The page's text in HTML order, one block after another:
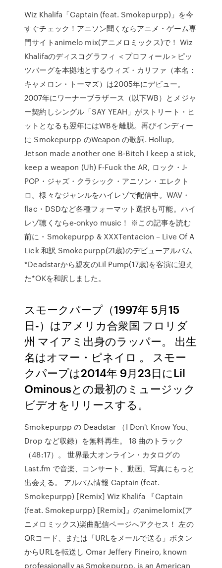
Wiz Khalifa「Captain (feat. Smokepurpp)」を今
すぐチェック！アニソン聞くならアニメ・ゲーム専
門サイトanimelo mix(アニメロミックス)で！ Wiz
Khalifaのディスコグラフィ ＜プロフィール＞ピッ
ツバーグを本拠地とするウィズ・カリファ（本名：
キャメロン・トーマズ）は2005年にデビュー。
2007年にワーナーブラザース（以下WB）とメジャ
ー契約しシングル「SAY YEAH」がストリート・ヒ
ットとなるも翌年にはWBを離脱。再びインディー
に Smokepurpp のWeapon の歌詞. Hollup,
Jetson made another one B-Bitch I keep a stick,
keep a weapon (Uh) F-Fuck the AR, ロック・J-
POP・ジャズ・クラシック・アニソン・エレクト
ロ。様々なジャンルをハイレゾで配信中。WAV・
flac・DSDなど各種フォーマット選択も可能。ハイ
レゾ聴くならe-onkyo music！ ※この記事を読む
前に・Smokepurpp & XXXTentacion – Live Of A
Lick 和訳 Smokepurpp(21歳)のデビューアルバム
*Deadstarから親友のLil Pump(17歳)を客演に迎え
た*OKを和訳しました。
スモークパープ（1997年 5月15
日-）はアメリカ合衆国 フロリダ
州 マイアミ出身のラッパー。 出生
名はオマー・ピネイロ 。 スモー
クパープは2014年 9月23日にLil
Ominousとの最初のミュージック
ビデオをリリースする。
Smokepurpp の Deadstar （I Don't Know You、
Drop など収録）を無料再生。 18 曲のトラック
（48:17）。 世界最大オンライン・カタログの
Last.fm で音楽、コンサート、動画、写真にもっと
出会える。 アルバム情報 Captain (feat.
Smokepurpp) [Remix] Wiz Khalifa 『Captain
(feat. Smokepurpp) [Remix]』のanimelomix(ア
ニメロミックス)楽曲配信ページへアクセス！ 左の
QRコード、または「URLをメールで送る」ボタン
からURLを転送し Omar Jeffery Pineiro, known
professionally as Smokepurpp, is an American